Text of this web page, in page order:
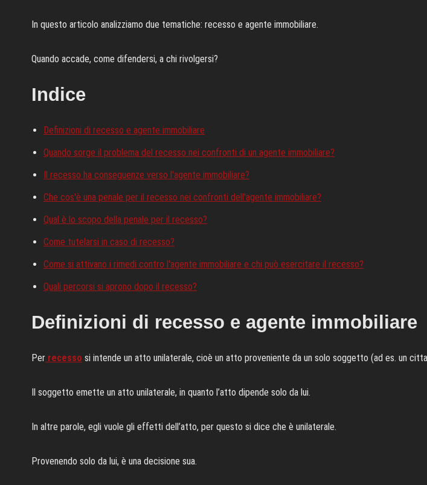
In questo articolo analizziamo due tematiche: recesso e agente immobiliare.
Quando accade, come difendersi, a chi rivolgersi?
Indice
Definizioni di recesso e agente immobiliare
Quando sorge il problema del recesso nei confronti di un agente immobiliare?
Il recesso ha conseguenze verso l'agente immobiliare?
Che cos'è una penale per il recesso nei confronti dell'agente immobiliare?
Qual è lo scopo della penale per il recesso?
Come tutelarsi in caso di recesso?
Come si attivano i rimedi contro l'agente immobiliare e chi può esercitare il recesso?
Quali percorsi si aprono dopo il recesso?
Definizioni di recesso e agente immobiliare
Per recesso si intende un atto unilaterale, cioè un atto proveniente da un solo soggetto (ad es. un
Il soggetto emette un atto unilaterale, in quanto l’atto dipende solo da lui.
In altre parole, egli vuole gli effetti dell’atto, per questo si dice che è unilaterale.
Provenendo solo da lui, è una decisione sua.